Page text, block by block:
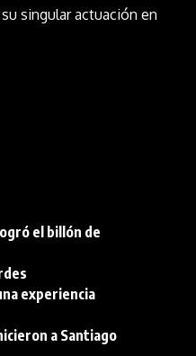
singular actuación en
el billón de
experiencia
a Santiago